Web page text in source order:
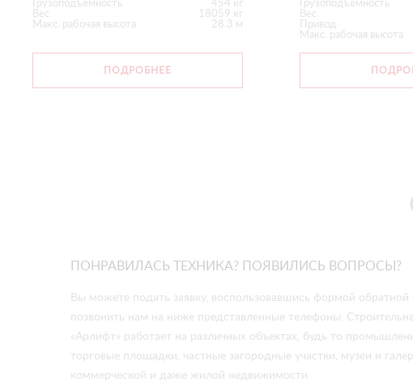
Грузоподъемность
454 кг
Вес
18059 кг
Макс. рабочая высота
28.3 м
ПОДРОБНЕЕ
Грузоподъемность
Вес
Привод
Макс. рабочая высота
ПОНРАВИЛАСЬ ТЕХНИКА? ПОЯВИЛИСЬ ВОПРОСЫ?
Вы можете подать заявку, воспользовавшись формой обратной
позвонить нам на ниже представленные телефоны.
«Арлифт» работает на различных объектах, будь то
торговые площадки, частные загородные участки, музеи и
коммерческой и даже жилой недвижимости.